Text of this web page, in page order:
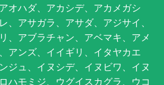
オハダ、アカシデ、アカメガシ
、アサガラ、アサダ、アジサイ、
、アブラチャン、アベマキ、アメ
アンズ、イイギリ、イタヤカエ
ジュ、イヌシデ、イヌビワ、イヌ
ハモミジ、ウグイスカグラ、ウコ